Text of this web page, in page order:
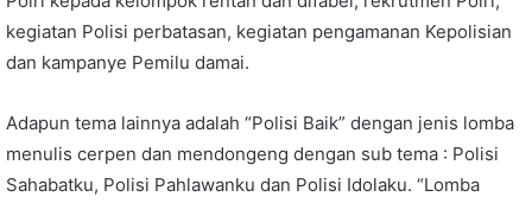
kegiatan Polisi perbatasan, kegiatan pengamanan Kepolisian
dan kampanye Pemilu damai.
Adapun tema lainnya adalah “Polisi Baik” dengan jenis lomba
menulis cerpen dan mendongeng dengan sub tema : Polisi
Sahabatku, Polisi Pahlawanku dan Polisi Idolaku. “Lomba